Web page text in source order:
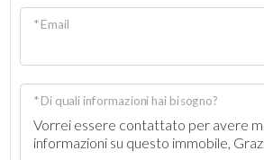
* Email
* Di quali informazioni hai bisogno?